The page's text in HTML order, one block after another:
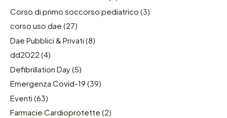
Corso di primo soccorso pediatrico (3)
corso uso dae (27)
Dae Pubblici & Privati (8)
dd2022 (4)
Defibrillation Day(5)
Emergenza Covid-19 (39)
Eventi (63)
Farmacie Cardioprotette (2)